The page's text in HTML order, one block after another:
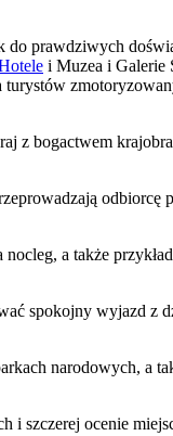
prawdziwych
i Muzea i Galerie
z bogactwem
odbiorcę
a także
spokojny wyjazd z
narodowych, a
i szczerej ocenie